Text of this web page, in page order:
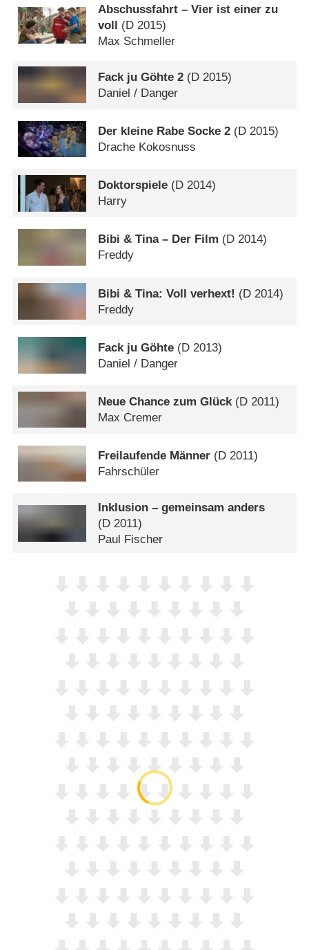
Abschussfahrt – Vier ist einer zu
voll (D 2015)
Max Schmeller
Fack ju Göhte 2 (D 2015)
Daniel /​ Danger
Der kleine Rabe Socke 2 (D 2015)
Drache Kokosnuss
Doktorspiele (D 2014)
Harry
Bibi & Tina – Der Film (D 2014)
Freddy
Bibi & Tina: Voll verhext! (D 2014)
Freddy
Fack ju Göhte (D 2013)
Daniel /​ Danger
Neue Chance zum Glück(D 2011)
Max Cremer
Freilaufende Männer (D 2011)
Fahrschüler
Inklusion – gemeinsam anders
(D 2011)
Paul Fischer